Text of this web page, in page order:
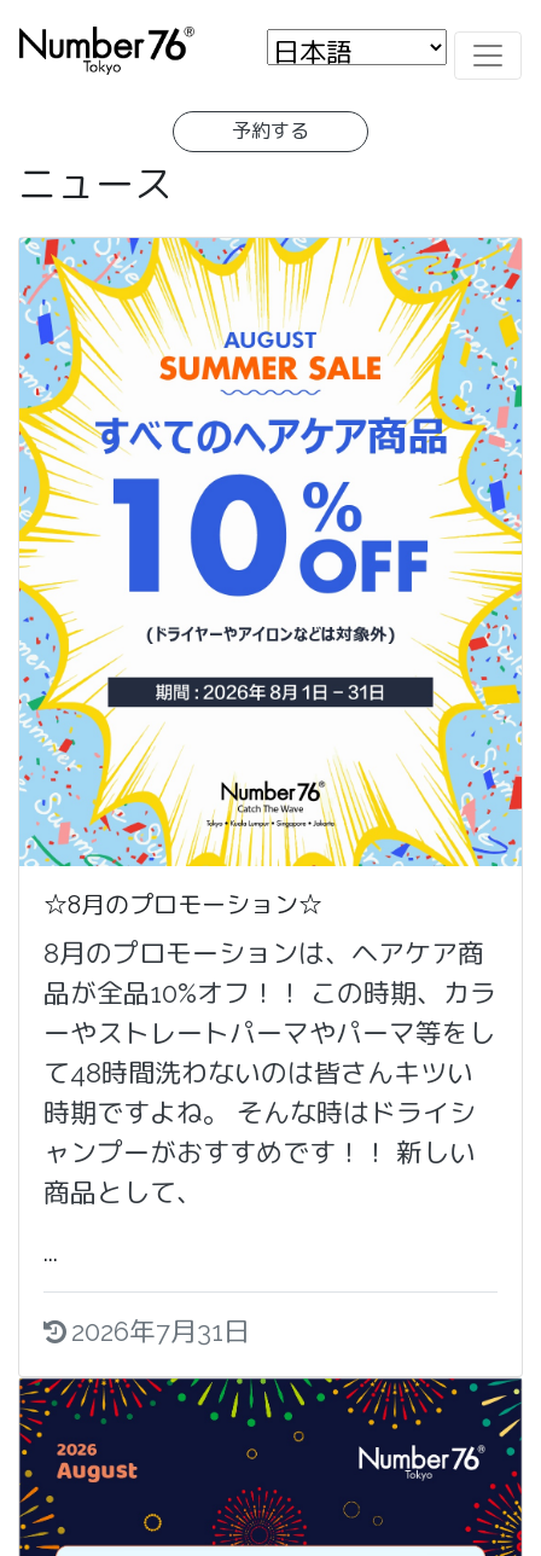
予約する
ニュース
☆8月のプロモーション☆
8月のプロモーションは、ヘアケア商
品が全品10%オフ！！ この時期、カラ
ーやストレートパーマやパーマ等をし
て48時間洗わないのは皆さんキツい
時期ですよね。 そんな時はドライシ
ャンプーがおすすめです！！ 新しい
商品として、
...
2026年7月31日